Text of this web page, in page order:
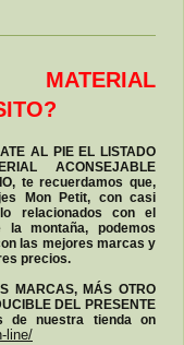
MATERIAL
AL PIE EL LISTADO
ACONSEJABLE
te recuerdamos que,
Mon Petit, con casi
relacionados con el
la montaña, podemos
las mejores marcas y
precios.
MARCAS, MÁS OTRO
DEL PRESENTE
de nuestra tienda on
line/